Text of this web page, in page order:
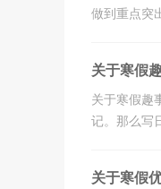
做到重点突
关于寒假
关于寒假趣
记。那么写
关于寒假